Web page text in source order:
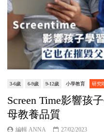
3-6歲 6-9歲 9-12歲 小學教育 研究
Screen Time影響孩
母教養品質
編輯 ANNA 27/02/2023